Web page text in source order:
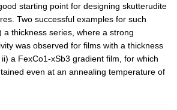
starting point for designing skutterudite
Two successful examples for such
a thickness series, where a strong
was observed for films with a thickness
a FexCo1-xSb3 gradient film, for which
even at an annealing temperature of